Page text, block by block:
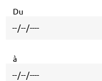
Du
à